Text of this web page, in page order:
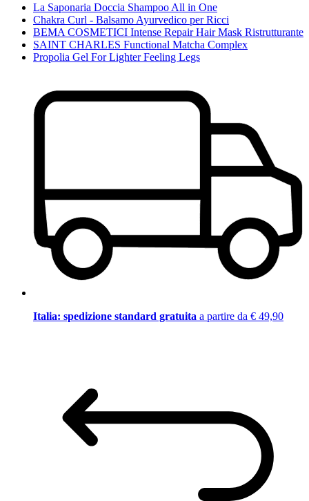
La Saponaria Doccia Shampoo All in One
Chakra Curl - Balsamo Ayurvedico per Ricci
BEMA COSMETICI Intense Repair Hair Mask Ristrutturante
SAINT CHARLES Functional Matcha Complex
Propolia Gel For Lighter Feeling Legs
Italia: spedizione standard gratuita a partire da € 49,90